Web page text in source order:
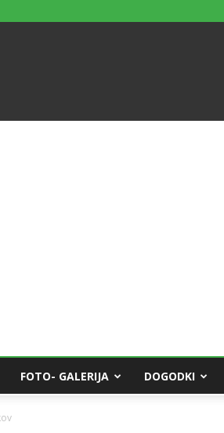
FOTO- GALERIJA DOGODKI